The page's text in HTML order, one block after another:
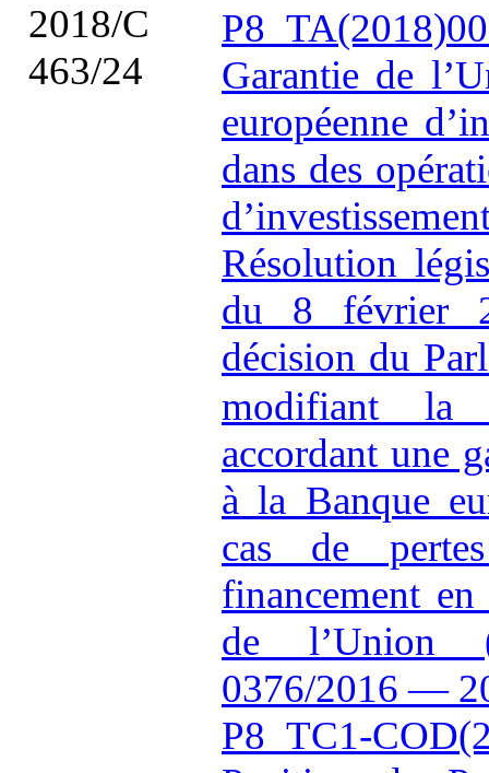
2018/C
463/24
Garantie de
européenne
dans des
Résolution
du 8 février
décision du
modifiant la
accordant une
à la Banque
cas de
financement
de l’Union
0376/2016 —
P8_TC1-